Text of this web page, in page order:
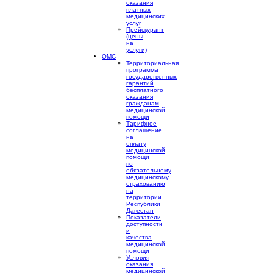
оказания
платных
медицинских
услуг
Прейскурант
(цены
на
услуги)
ОМС
Территориальная
программа
государственных
гарантий
бесплатного
оказания
гражданам
медицинской
помощи
Тарифное
соглашение
на
оплату
медицинской
помощи
по
обязательному
медицинскому
страхованию
на
территории
Республики
Дагестан
Показатели
доступности
и
качества
медицинской
помощи
Условия
оказания
медицинской